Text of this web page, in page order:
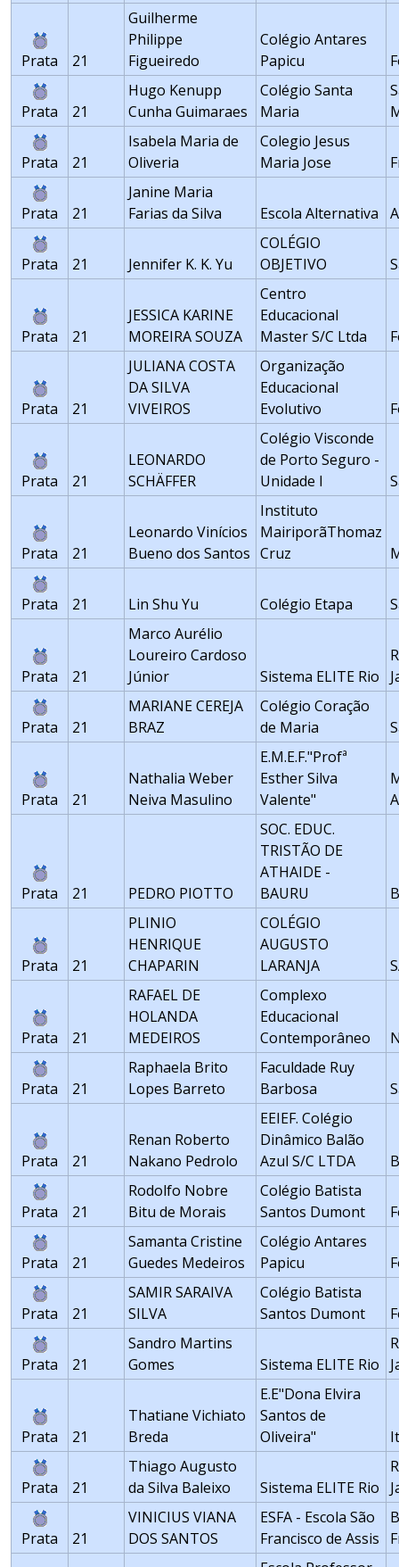
Prata 21
Guilherme
Philippe
Figueiredo
Colégio Antares
Papicu
Prata 21
Hugo Kenupp
Cunha Guimaraes
Colégio Santa
Maria
Prata 21
Isabela Maria de
Oliveria
Colegio Jesus
Maria Jose
Prata 21
Janine Maria
Farias da Silva
Escola Alternativa
Prata 21 Jennifer K. K. Yu
COLÉGIO
OBJETIVO
Prata 21
JESSICA KARINE
MOREIRA SOUZA
Centro
Educacional
Master S/C Ltda
Prata 21
JULIANA COSTA
DA SILVA
VIVEIROS
Organização
Educacional
Evolutivo
Prata 21
LEONARDO
SCHÄFFER
Colégio Visconde
de Porto Seguro -
Unidade I
Prata 21
Leonardo Vinícios
Bueno dos Santos
Instituto
MairiporãThomaz
Cruz
Prata 21 Lin Shu Yu Colégio Etapa
Prata 21
Marco Aurélio
Loureiro Cardoso
Júnior
Sistema ELITE Rio
Prata 21
MARIANE CEREJA
BRAZ
Colégio Coração
de Maria
Prata 21
Nathalia Weber
Neiva Masulino
E.M.E.F."Profª
Esther Silva
Valente"
Prata 21 PEDRO PIOTTO
SOC. EDUC.
TRISTÃO DE
ATHAIDE -
BAURU
Prata 21
PLINIO
HENRIQUE
CHAPARIN
COLÉGIO
AUGUSTO
LARANJA
Prata 21
RAFAEL DE
HOLANDA
MEDEIROS
Complexo
Educacional
Contemporâneo
Prata 21
Raphaela Brito
Lopes Barreto
Faculdade Ruy
Barbosa
Prata 21
Renan Roberto
Nakano Pedrolo
EEIEF. Colégio
Dinâmico Balão
Azul S/C LTDA
Prata 21
Rodolfo Nobre
Bitu de Morais
Colégio Batista
Santos Dumont
Prata 21
Samanta Cristine
Guedes Medeiros
Colégio Antares
Papicu
Prata 21
SAMIR SARAIVA
SILVA
Colégio Batista
Santos Dumont
Prata 21
Sandro Martins
Gomes
Sistema ELITE Rio
Prata 21
Thatiane Vichiato
Breda
E.E"Dona Elvira
Santos de
Oliveira"
Prata 21
Thiago Augusto
da Silva Baleixo
Sistema ELITE Rio
Prata 21
VINICIUS VIANA
DOS SANTOS
ESFA - Escola São
Francisco de Assis